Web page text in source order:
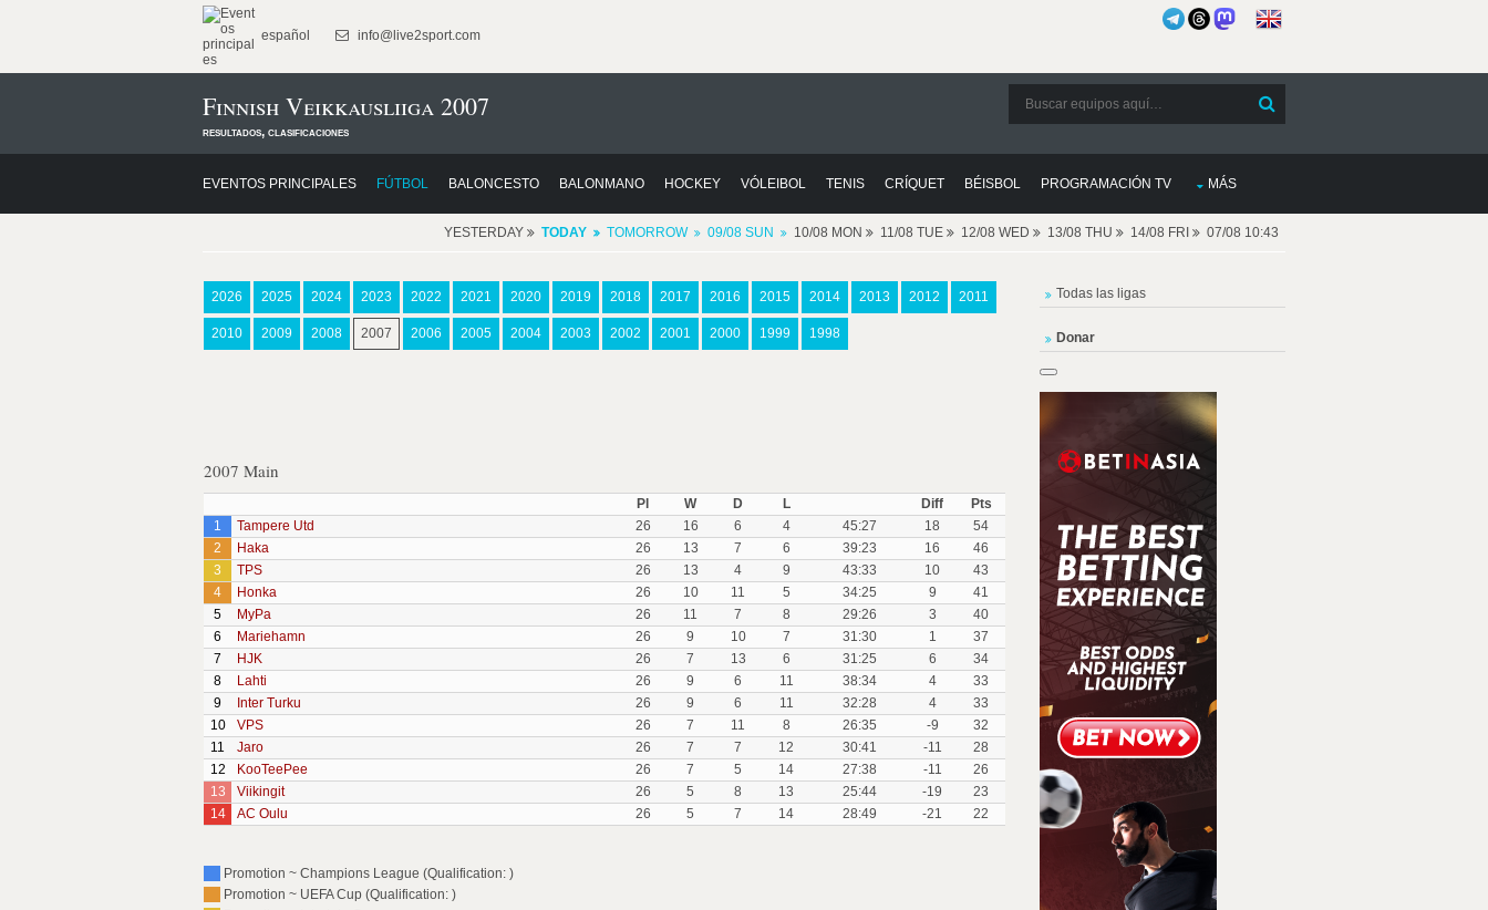
español info@live2sport.com
Finnish Veikkausliiga 2007
resultados, clasificaciones
EVENTOS PRINCIPALES FÚTBOL BALONCESTO BALONMANO HOCKEY VÓLEIBOL TENIS CRÍQUET BÉISBOL PROGRAMACIÓN TV MÁS
YESTERDAY TODAY TOMORROW 09/08 SUN 10/08 MON 11/08 TUE 12/08 WED 13/08 THU 14/08 FRI 07/08 10:43
2026 2025 2024 2023 2022 2021 2020 2019 2018 2017 2016 2015 2014 2013 2012 2011
2010 2009 2008 2007 2006 2005 2004 2003 2002 2001 2000 1999 1998
2007 Main
Pl W D L Diff
Pts
1
Tampere Utd 26 16 6 4 45:27 18
54
2
Haka 26 13 7 6 39:23 16
46
3
TPS 26 13 4 9 43:33 10
43
4
Honka 26 10 11 5 34:25 9
41
5
MyPa 26 11 7 8 29:26 3
40
6
Mariehamn 26 9 10 7 31:30 1
37
7
HJK 26 7 13 6 31:25 6
34
8
Lahti 26 9 6 11 38:34 4
33
9
Inter Turku 26 9 6 11 32:28 4
33
10
VPS 26 7 11 8 26:35 -9
32
11
Jaro 26 7 7 12 30:41 -11
28
12
KooTeePee 26 7 5 14 27:38 -11
26
13
Viikingit 26 5 8 13 25:44 -19
23
14
AC Oulu 26 5 7 14 28:49 -21 22
Promotion ~ Champions League (Qualification: )
Promotion ~ UEFA Cup (Qualification: )
Todas las ligas
Donar